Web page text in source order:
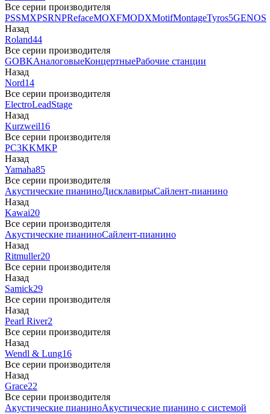
Все серии производителя
PSSMXPSRNPRefaceMOXFMODXMotifMontageTyros5GENOS
Назад
Roland44
Все серии производителя
GOBKАналоговыеКонцертныеРабочие станции
Назад
Nord14
Все серии производителя
ElectroLeadStage
Назад
Kurzweil16
Все серии производителя
PC3KKMKP
Назад
Yamaha85
Все серии производителя
Акустические пианиноДисклавирыСайлент-пианино
Назад
Kawai20
Все серии производителя
Акустические пианиноСайлент-пианино
Назад
Ritmuller20
Все серии производителя
Назад
Samick29
Все серии производителя
Назад
Pearl River2
Все серии производителя
Назад
Wendl & Lung16
Все серии производителя
Назад
Grace22
Все серии производителя
Акустические пианиноАкустические пианино с системой